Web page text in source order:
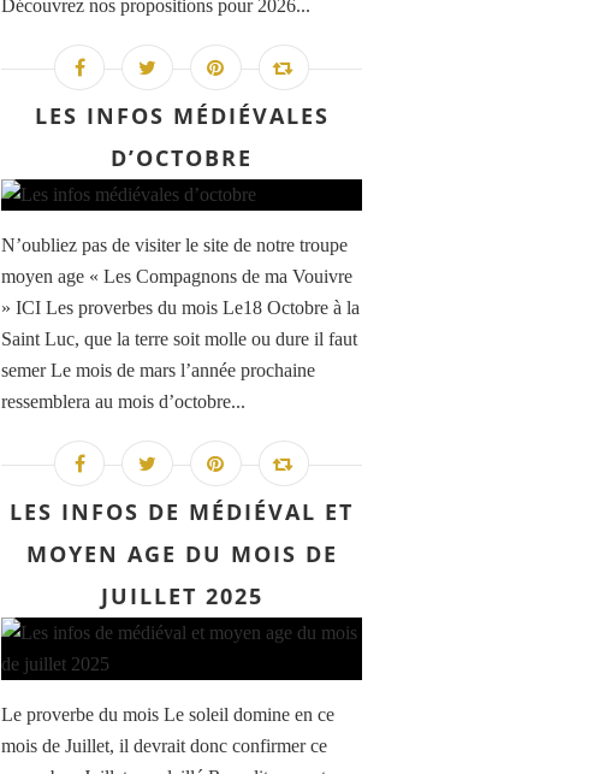
Découvrez nos propositions pour 2026...
LES INFOS MÉDIÉVALES
D’OCTOBRE
N’oubliez pas de visiter le site de notre troupe
moyen age « Les Compagnons de ma Vouivre
» ICI Les proverbes du mois Le18 Octobre à la
Saint Luc, que la terre soit molle ou dure il faut
semer Le mois de mars l’année prochaine
ressemblera au mois d’octobre...
LES INFOS DE MÉDIÉVAL ET
MOYEN AGE DU MOIS DE
JUILLET 2025
Le proverbe du mois Le soleil domine en ce
mois de Juillet, il devrait donc confirmer ce